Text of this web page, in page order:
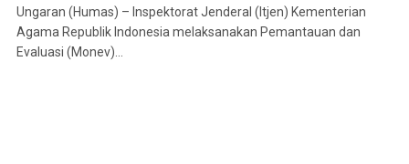
Ungaran (Humas) – Inspektorat Jenderal (Itjen) Kementerian
Agama Republik Indonesia melaksanakan Pemantauan dan
Evaluasi (Monev)…